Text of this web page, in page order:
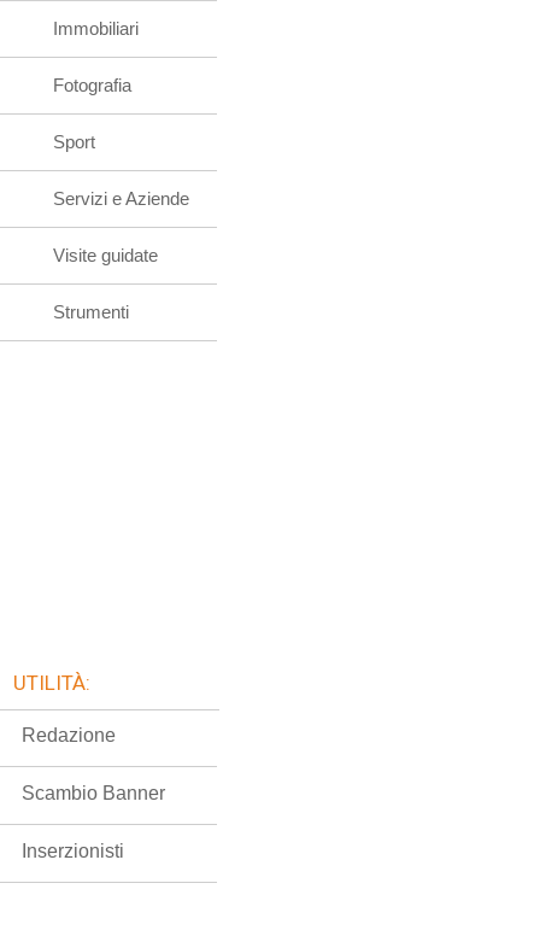
Immobiliari
Fotografia
Sport
Servizi e Aziende
Visite guidate
Strumenti
UTILITÀ:
Redazione
Scambio Banner
Inserzionisti